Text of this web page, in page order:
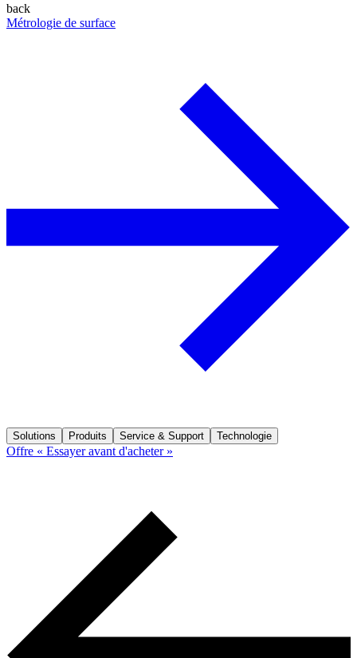
back
Métrologie de surface
Solutions Produits Service & Support Technologie
Offre « Essayer avant d'acheter »